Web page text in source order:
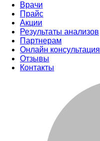
Врачи
Прайс
Акции
Результаты анализов
Партнерам
Онлайн консультация
Отзывы
Контакты